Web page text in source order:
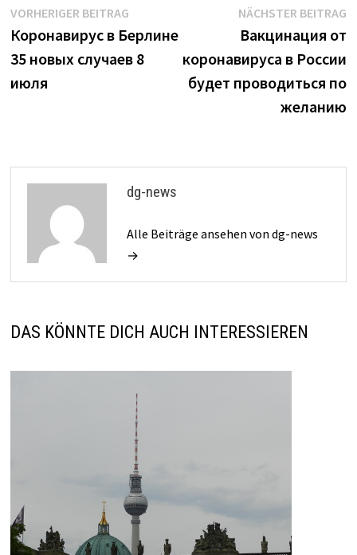
Beitrags-
Navigation
VORHERIGER BEITRAGVorheriger
Beitrag:
Коронавирус в Берлине
35 новых случаев 8
июля
NÄCHSTER BEITRAG
Вакцинация от
коронавируса в России
будет проводиться по
желанию
dg-news
Alle Beiträge ansehen von dg-news
→
DAS KÖNNTE DICH AUCH INTERESSIEREN